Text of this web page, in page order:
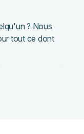
? Nous
tout ce dont